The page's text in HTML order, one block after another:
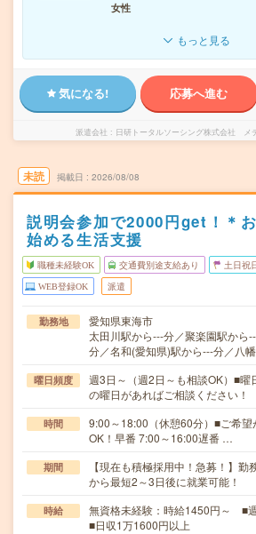
女性
もっと見る
気になる! 応募へ進む
派遣会社 日研トータルソーシング株式会社 メ
未読 掲載日 2026/08/08
説明会参加で2000円get！＊
始める生活支援
職種未経験OK 交通費別途支給あり 土日祝
WEB登録OK 派遣
勤務地
愛知県東海市
太田川駅から---分／聚楽園駅から
分／名和(愛知県)駅から---分／八
曜日頻度
週3日～（週2日～も相談OK）■曜
の曜日があればご相談ください！
時間
9:00～18:00（休憩60分）■ご希望
OK！早番 7:00～16:00遅番 …
期間
【現在も積極採用中！急募！】
から最短2～3日後に就業可能！
時給
無資格未経験：時給1450円～ ■
■日収1万1600円以上